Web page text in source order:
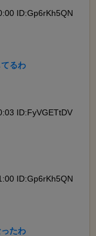
ID:Gp6rKh5QN
るわ
ID:FyVGETtDV
ID:Gp6rKh5QN
たわ